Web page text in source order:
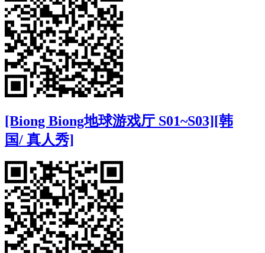
[Biong Biong地球游戏厅 S01~S03][韩
国/ 真人秀]